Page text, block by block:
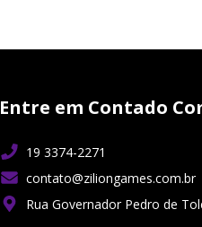
Entre em Contado
19 3374-2271
contato@ziliongames.com.br
Rua Governador Pedro de